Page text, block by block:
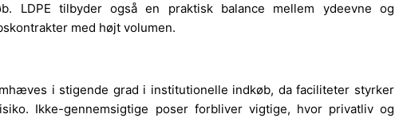
LDPE tilbyder også en praktisk balance mellem ydeevne og
med højt volumen.
i stigende grad i institutionelle indkøb, da faciliteter styrker
Ikke-gennemsigtige poser forbliver vigtige, hvor privatliv og